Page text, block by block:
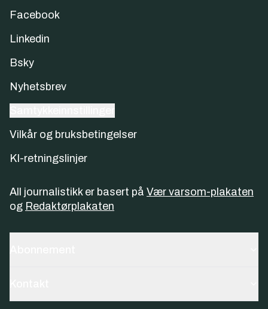
Facebook
Linkedin
Bsky
Nyhetsbrev
Vilkår og bruksbetingelser
KI-retningslinjer
All journalistikk er basert på Vær varsom-plakaten
og Redaktørplakaten